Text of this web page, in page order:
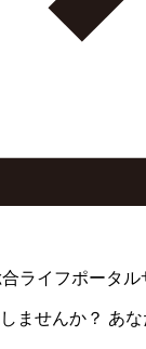
ライフポータル
ませんか？ あ